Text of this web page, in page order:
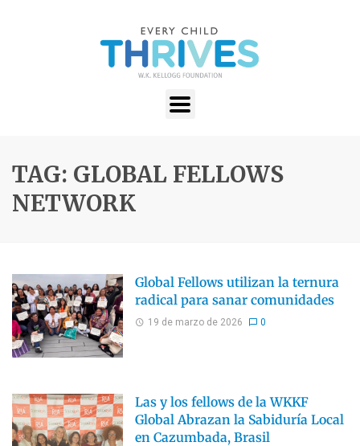
TAG: GLOBAL FELLOWS
NETWORK
Global Fellows utilizan la ternura
radical para sanar comunidades
19 de marzo de 2026 0
Las y los fellows de la WKKF
Global Abrazan la Sabiduría Local
en Cazumbada, Brasil